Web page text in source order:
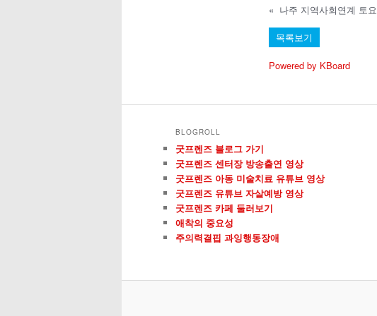
«
목록보기
Powered by KBoard
BLOGROLL
굿프렌즈 블로그 가기
굿프렌즈 센터장 방송출연 영상
굿프렌즈 아동 미술치료 유튜브 영상
굿프렌즈 유튜브 자살예방 영상
굿프렌즈 카페 둘러보기
애착의 중요성
주의력결핍 과잉행동장애